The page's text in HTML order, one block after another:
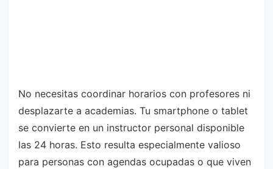
No necesitas coordinar horarios con profesores ni
desplazarte a academias. Tu smartphone o tablet
se convierte en un instructor personal disponible
las 24 horas. Esto resulta especialmente valioso
para personas con agendas ocupadas o que viven